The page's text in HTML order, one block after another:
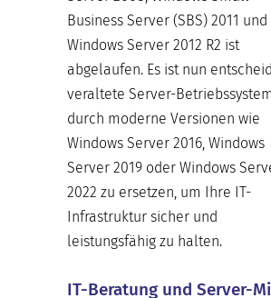
Business Server (SBS) 2011 und
Windows Server 2012 R2 ist
abgelaufen. Es ist nun
veraltete Server-
durch moderne Versionen wie
Windows Server 2016, Windows
Server 2019 oder Windows
2022 zu ersetzen, um Ihre IT-
Infrastruktur sicher und
leistungsfähig zu halten.
IT-Beratung und Server-